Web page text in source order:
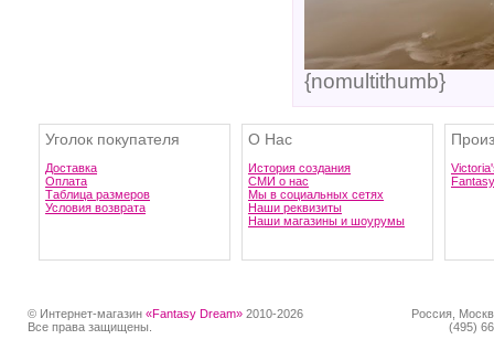
{nomultithumb}
Уголок покупателя
Доставка
Оплата
Таблица размеров
Условия возврата
О Нас
История создания
СМИ о нас
Мы в социальных сетях
Наши реквизиты
Наши магазины и шоурумы
© Интернет-магазин «Fantasy Dream» 2010-2026
Все права защищены.
Россия,
(495)